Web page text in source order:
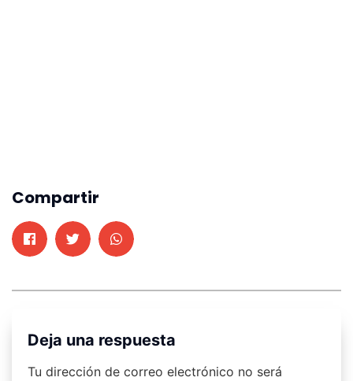
Compartir
Deja una respuesta
Tu dirección de correo electrónico no será